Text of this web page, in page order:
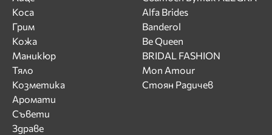
Коса
Грим
Кожа
Маникюр
Тяло
Козметика
Аромати
Съвети
Здраве
Alfa Brides
Banderol
Be Queen
BRIDAL FASHION
Mon Amour
Стоян Радичев